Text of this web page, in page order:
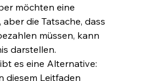
möchten eine
die Tatsache, dass
müssen, kann
darstellen.
es eine Alternative:
diesem Leitfaden